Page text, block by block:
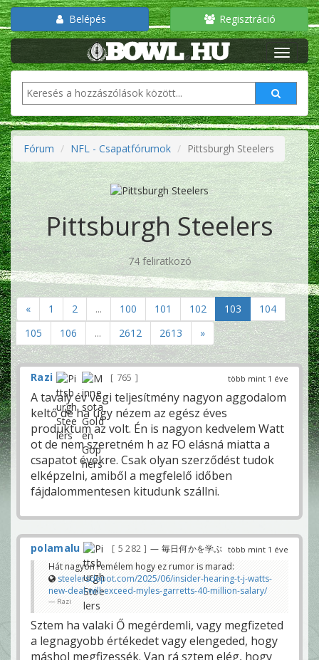
Belépés Regisztráció
Fórum NFL - Csapatfórumok Pittsburgh Steelers
Pittsburgh Steelers
74 feliratkozó
« 1 2 ... 100 101 102 103
104
105
106 ... 2612 2613 »
több mint 1 éve
Razi 765
A tavaly év végi teljesítmény nagyon aggodalom
keltő de ha úgy nézem az egész éves
produktum az volt. Én is nagyon kedvelem Watt
ot de nem szeretném h az FO elásná miatta a
csapatot évekre. Csak olyan szerződést tudok
elképzelni, amiből a megfelelő időben
fájdalommentesen kitudunk szállni.
több mint 1 éve
polamalu 5 282 — 毎日何かを学ぶ
Hát nagyon remélem hogy ez rumor is marad:
steelersdepot.com/2025/06/insider-hearing-t-j-watts-
new-deal-will-exceed-myles-garretts-40-million-salary/
Razi
Sztem ha valaki Ő megérdemli, vagy megfizeted
a legnagyobb értékedet vagy elengeded, hogy
máshol megfizessék. Van rá sztem elég, hogy